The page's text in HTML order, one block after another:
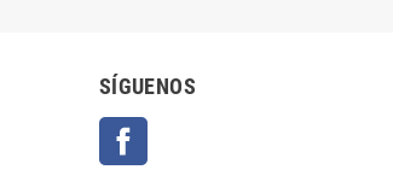
SÍGUENOS